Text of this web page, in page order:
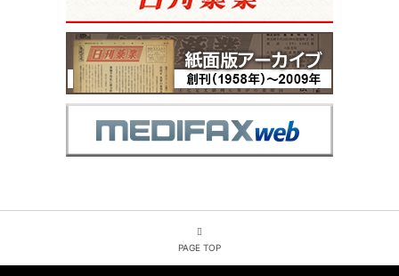
PAGE TOP